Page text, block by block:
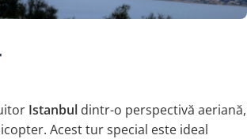
Istanbul dintr-o perspectivă aeriană,
Acest tur special este ideal